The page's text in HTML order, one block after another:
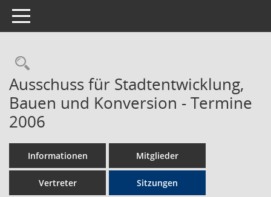
Toggle navigation
Rechercheauswahl
Ausschuss für Stadtentwicklung,
Bauen und Konversion - Termine
2006
Informationen Mitglieder
Vertreter Sitzungen